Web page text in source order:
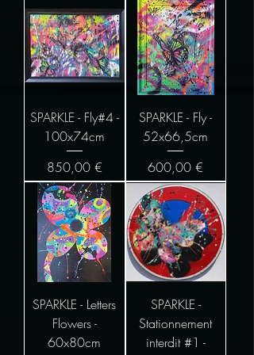
SPARKLE - Fly#4 -
100x74cm
Prix
850,00 €
SPARKLE - Fly -
52x66,5cm
Prix
600,00 €
SPARKLE - Letters
Flowers -
60x80cm
SPARKLE -
Stationnement
interdit #1 -